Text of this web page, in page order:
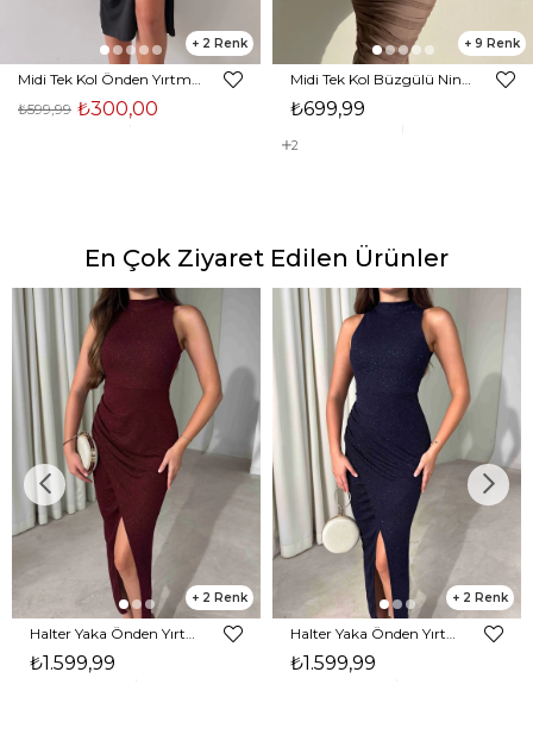
2
₺300,00
₺599,99
9
₺699,99
2
En Çok Ziyaret Edilen Ürünler
2
₺1.599,99
2
₺1.599,99